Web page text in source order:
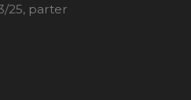
25, parter